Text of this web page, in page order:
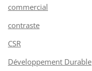
commercial
contraste
CSR
Développement Durable